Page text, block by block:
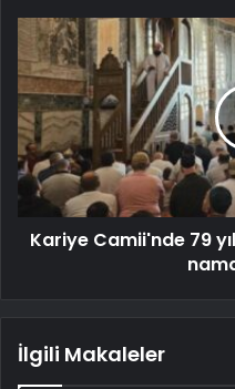
Kariye Camii'nde 79
İlgili Makaleler